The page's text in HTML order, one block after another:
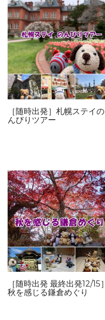
［随時出発］札幌ステイの
んびりツアー
［随時出発 最終出発12/15］
秋を感じる鎌倉めぐり